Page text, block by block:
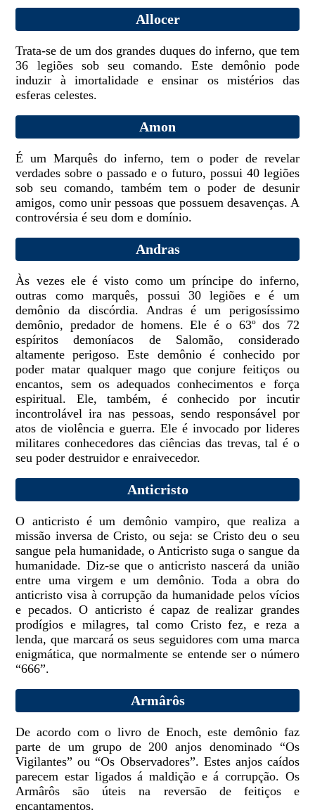
Allocer
Trata-se de um dos grandes duques do inferno, que tem
36 legiões sob seu comando. Este demônio pode
induzir à imortalidade e ensinar os mistérios das
esferas celestes.
Amon
É um Marquês do inferno, tem o poder de revelar
verdades sobre o passado e o futuro, possui 40 legiões
sob seu comando, também tem o poder de desunir
amigos, como unir pessoas que possuem desavenças. A
controvérsia é seu dom e domínio.
Andras
Às vezes ele é visto como um príncipe do inferno,
outras como marquês, possui 30 legiões e é um
demônio da discórdia. Andras é um perigosíssimo
demônio, predador de homens. Ele é o 63º dos 72
espíritos demoníacos de Salomão, considerado
altamente perigoso. Este demônio é conhecido por
poder matar qualquer mago que conjure feitiços ou
encantos, sem os adequados conhecimentos e força
espiritual. Ele, também, é conhecido por incutir
incontrolável ira nas pessoas, sendo responsável por
atos de violência e guerra. Ele é invocado por lideres
militares conhecedores das ciências das trevas, tal é o
seu poder destruidor e enraivecedor.
Anticristo
O anticristo é um demônio vampiro, que realiza a
missão inversa de Cristo, ou seja: se Cristo deu o seu
sangue pela humanidade, o Anticristo suga o sangue da
humanidade. Diz-se que o anticristo nascerá da união
entre uma virgem e um demônio. Toda a obra do
anticristo visa à corrupção da humanidade pelos vícios
e pecados. O anticristo é capaz de realizar grandes
prodígios e milagres, tal como Cristo fez, e reza a
lenda, que marcará os seus seguidores com uma marca
enigmática, que normalmente se entende ser o número
“666”.
Armârôs
De acordo com o livro de Enoch, este demônio faz
parte de um grupo de 200 anjos denominado “Os
Vigilantes” ou “Os Observadores”. Estes anjos caídos
parecem estar ligados á maldição e á corrupção. Os
Armârôs são úteis na reversão de feitiços e
encantamentos.